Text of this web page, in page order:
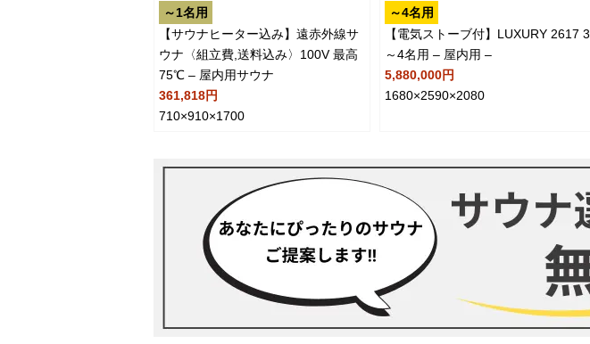
～1名用
【サウナヒーター込み】遠赤外線サ
ウナ〈組立費,送料込み〉100V 最高
75℃ – 屋内用サウナ
361,818円
710×910×1700
～4名用
【電気ストーブ付】LUXURY 2617 3
～4名用 – 屋内用 –
5,880,000円
1680×2590×2080